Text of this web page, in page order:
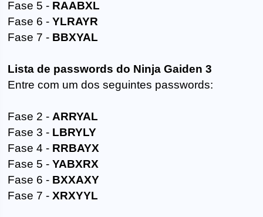
Fase 5 - RAABXL
Fase 6 -YLRAYR
Fase 7 - BBXYAL
Lista de passwords do Ninja Gaiden 3
Entre com um dos seguintes passwords:
Fase 2 - ARRYAL
Fase 3 - LBRYLY
Fase 4 - RRBAYX
Fase 5 -YABXRX
Fase 6 - BXXAXY
Fase 7 -XRXYYL